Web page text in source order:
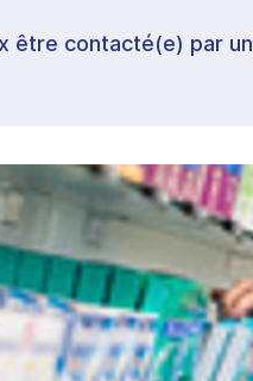
être contacté(e) par un